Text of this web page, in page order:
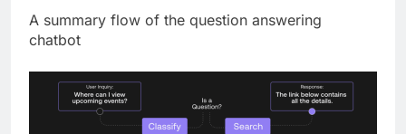
A summary flow of the question answering
chatbot